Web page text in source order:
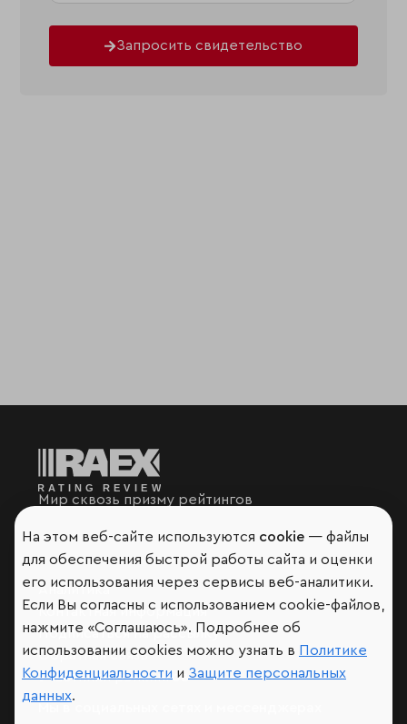
Запросить свидетельство
Мир сквозь призму рейтингов
Аналитика
Контактная информация
Подписаться на рассылку
Обратная связь
Участники рэнкингов
На этом веб-сайте используются cookie — файлы
для обеспечения быстрой работы сайта и оценки
его использования через сервисы веб-аналитики.
Если Вы согласны с использованием cookie-файлов,
нажмите «Соглашаюсь». Подробнее об
использовании cookies можно узнать в Политике
Конфиденциальности и Защите персональных
данных.